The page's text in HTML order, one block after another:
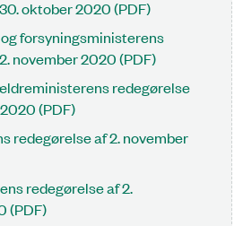
oktober 2020 (PDF)
forsyningsministerens
november 2020 (PDF)
redegørelse
(PDF)
redegørelse af 2. november
redegørelse af 2.
(PDF)